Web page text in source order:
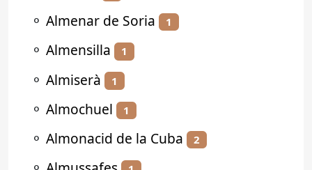
⚬ Almenar de Soria 1
⚬ Almensilla 1
⚬ Almiserà 1
⚬ Almochuel 1
⚬ Almonacid de la Cuba 2